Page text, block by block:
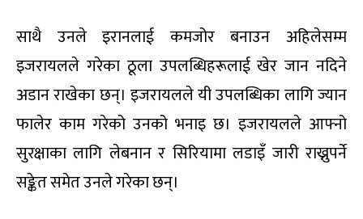
साथै उनले इरानलाई कमजोर बनाउन अहिलेसम्म
इजरायलले गरेका ठूला उपलब्धिहरूलाई खेर जान नदिने
अडान राखेका छन्। इजरायलले यी उपलब्धिका लागि ज्यान
फालेर काम गरेको उनको भनाइ छ। इजरायलले आफ्नो
सुरक्षाका लागि लेबनान र सिरियामा लडाइँ जारी राख्नुपर्ने
सङ्केत समेत उनले गरेका छन्।